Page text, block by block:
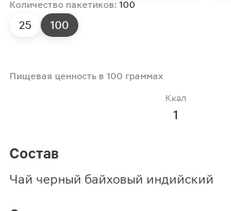
Количество пакетиков: 100
25 100
Пищевая ценность в 100 граммах
Ккал
1
Состав
Чай черный байховый индийский